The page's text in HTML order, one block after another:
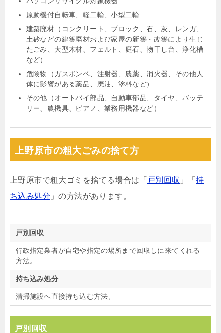
原動機付自転車、軽二輪、小型二輪
建築廃材（コンクリート、ブロック、石、灰、レンガ、
土砂などの建築廃材および家屋の新築・改築により生じ
たごみ、大型木材、フェルト、庭石、物干し台、浄化槽
など）
危険物（ガスボンベ、注射器、農薬、消火器、その他人
体に影響がある薬品、廃油、塗料など）
その他（オートバイ部品、自動車部品、タイヤ、バッテ
リー、農機具、ピアノ、業務用機器など）
上野原市の粗大ごみの捨て方
上野原市で粗大ゴミを捨てる場合は「 戸別回収 」「持
ち込み処分 」の方法があります。
戸別回収
行政指定業者が自宅や指定の場所まで回収しに来てくれる
方法。
持ち込み処分
清掃施設へ直接持ち込む方法。
戸別回収